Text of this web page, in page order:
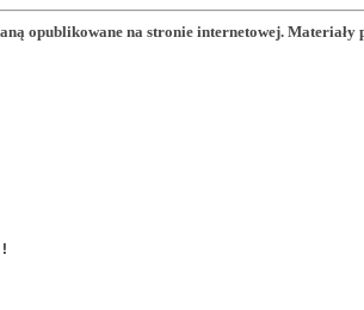
opublikowane na stronie internetowej. Materiały